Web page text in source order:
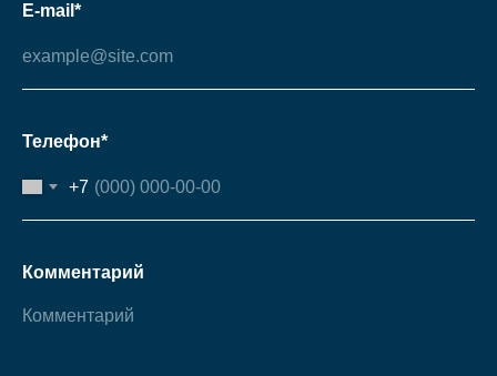
E-mail*
Телефон*
+7
Комментарий